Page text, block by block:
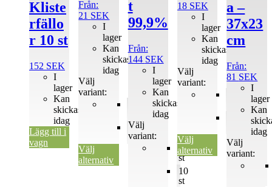
Kliste
rfällo
r 10 st
152 SEK
I
lager
Kan
skickas
idag
Lägg till i
vagn
Från:
21 SEK
10
st
I
lager
Kan
skickas
idag
Välj
variant:
Välj
alternativ
väljas
på
produktsidan
t
99,9%
Från:
144 SEK
1
st
10
st
I
lager
Kan
skickas
idag
Välj
variant:
väljas
på
produktsidan
18 SEK
I
lager
Kan
skickas
idag
Välj
variant:
Välj
alternativ
väljas
produktsidan
a –
37x23
cm
Från:
81 SEK
I
lager
Kan
idag
Välj
variant:
väljas
på